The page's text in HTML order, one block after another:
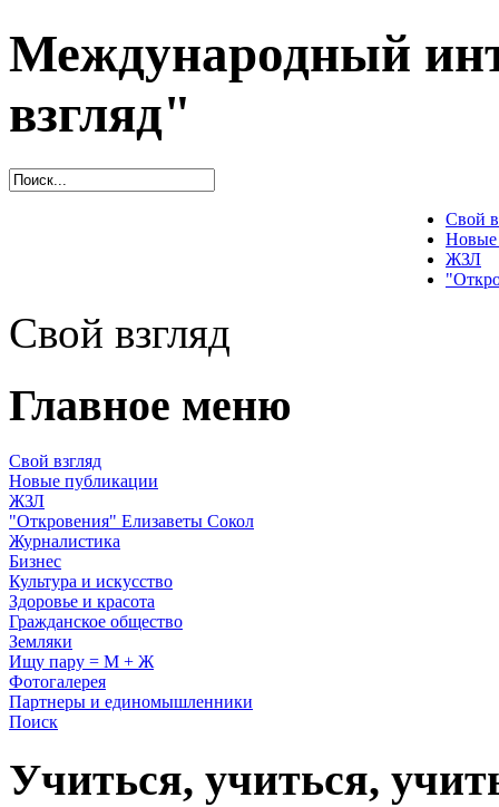
Международный
взгляд"
Свой
Новые
ЖЗЛ
Свой взгляд
Главное меню
Свой взгляд
Новые публикации
ЖЗЛ
"Откровения" Елизаветы Сокол
Журналистика
Бизнес
Культура и искусство
Здоровье и красота
Гражданское общество
Земляки
Ищу пару = М + Ж
Фотогалерея
Партнеры и единомышленники
Поиск
Учиться, учиться,